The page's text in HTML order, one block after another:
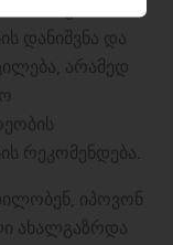
ამოცანაა
დანიშვნა და
არამედ
რეკომენდება.
იპოვონ
ახალგაზრდა